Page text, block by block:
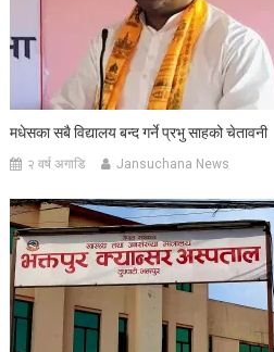
मधेसका सबै विद्यालय बन्द गर्ने प्रभु साहको चेतावनी
२ वर्ष अगाडि Jansuchana News